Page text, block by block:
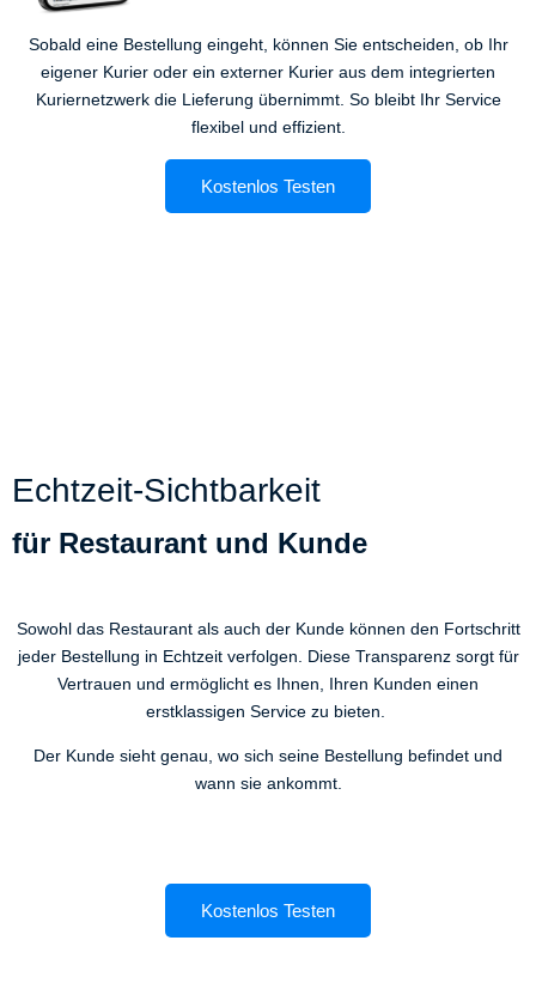
Sobald eine Bestellung eingeht, können Sie entscheiden, ob Ihr
eigener Kurier oder ein externer Kurier aus dem integrierten
Kuriernetzwerk die Lieferung übernimmt. So bleibt Ihr Service
flexibel und effizient.
Kostenlos Testen
Echtzeit-Sichtbarkeit
für Restaurant und Kunde
Sowohl das Restaurant als auch der Kunde können den Fortschritt
jeder Bestellung in Echtzeit verfolgen. Diese Transparenz sorgt für
Vertrauen und ermöglicht es Ihnen, Ihren Kunden einen
erstklassigen Service zu bieten.
Der Kunde sieht genau, wo sich seine Bestellung befindet und
wann sie ankommt.
Kostenlos Testen